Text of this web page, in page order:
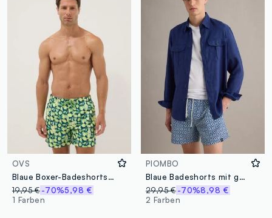
OVS
Blaue Boxer-Badeshorts mit Limoncello-Print
19,95 €-70%5,98 €
1 Farben
PIOMBO
Blaue Badeshorts mit geometrischem Print
29,95 € -70%8,98 €
2 Farben